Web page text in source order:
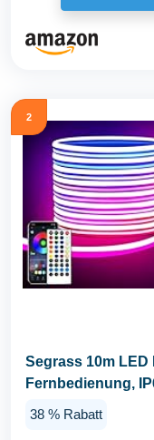
2
Segrass 10m
Fernbedienung,
38 % Rabatt